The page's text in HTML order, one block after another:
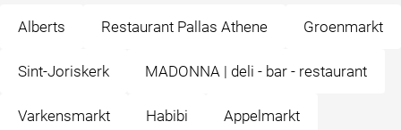
Alberts Restaurant Pallas Athene Groenmarkt
Sint-Joriskerk MADONNA | deli - bar - restaurant
Varkensmarkt Habibi Appelmarkt